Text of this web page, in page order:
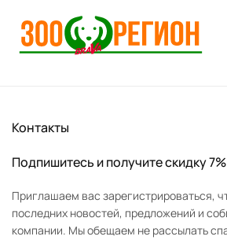
Контакты
Подпишитесь и получите скидку 7%
Приглашаем вас зарегистрироваться,
последних новостей, предложений и
компании. Мы обещаем не рассылать